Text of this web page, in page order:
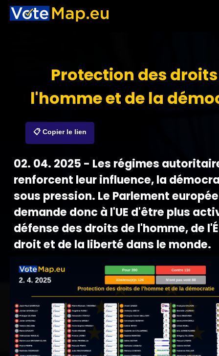
Protection des
l'homme et de la
📋 Copier le lien
02. 04. 2025 - Les régimes
renforcent leur influence, la
sous pression. Le Parlement
demande donc à l'UE d'être plus
défense des droits de l'homme, de
droit et de la liberté dans le monde.